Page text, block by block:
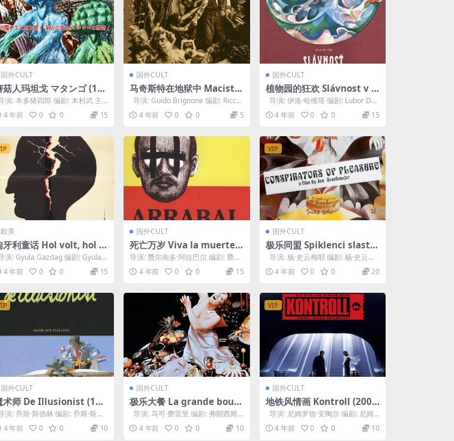
国外CULT
菇人玛坦戈 マタンゴ (196
演: 本多猪四郎 编剧: 木村武 主
: 天本英世 / 久保明 ...
4 年前 0 0 15
国外CULT
马奇斯特在地狱中 Maciste
all’inferno (1925)
导演: Guido Brignone 编剧: Riccar
do A...
4 年前 0 0 5
国外CULT
植物园的狂欢 Slávnost v b
otanickej záhrade (1969)
导演: 伊洛·哈维塔 编剧: Lubor Doh
nal 主演: S...
4 年前 0 0 15
欧美
牙利童话 Hol volt, hol n
volt (1987)
演: Gyula Gazdag 编剧: Gyula
4 年前 0 0 15
国外CULT
死亡万岁 Viva la muerte
(1971)
导演: 费尔南多·阿拉巴尔 编剧: 费尔
南多·阿拉巴尔 / Claudine L...
4 年前 0 0 15
VIP
国外CULT
极乐同盟 Spiklenci slasti
(1996)
导演: 杨·史云梅耶 编剧: 杨·史云梅
耶 主演: Petr Me...
4 年前 0 0 20
国外CULT
术师 De Illusionist (198
演: 乔斯·斯德林 编剧: 乔斯·斯德
/ Freek de ...
4 年前 0 0 10
国外CULT
极乐大餐 La grande bouff
e (1973)
导演: 马可·费雷里 编剧: 弗朗西斯·
布朗什 / 马尔科·费雷里...
4 年前 0 0 10
VIP
国外CULT
地铁风情画 Kontroll (200
3)
导演: 尼姆罗德·安陶尔 编剧: 尼姆
罗德·安陶尔 / 吉姆·阿德...
4 年前 0 0 10